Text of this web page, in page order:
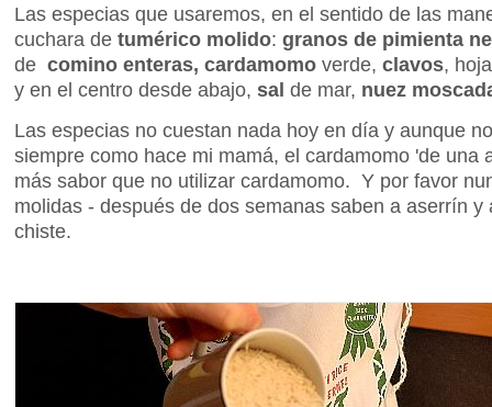
Las especias que usaremos, en el sentido de las
cuchara de tumérico molido: granos de pimienta
de comino enteras, cardamomo verde, clavos,
y en el centro desde abajo, sal de mar, nuez
Las especias no cuestan nada hoy en día y aunque
siempre como hace mi mamá, el cardamomo 'de una
más sabor que no utilizar cardamomo. Y por favor
molidas - después de dos semanas saben a aserrín
chiste.